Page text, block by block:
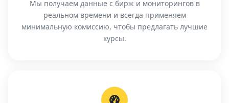
Мы получаем данные с бирж и мониторингов в
реальном времени и всегда применяем
минимальную комиссию, чтобы предлагать лучшие
курсы.